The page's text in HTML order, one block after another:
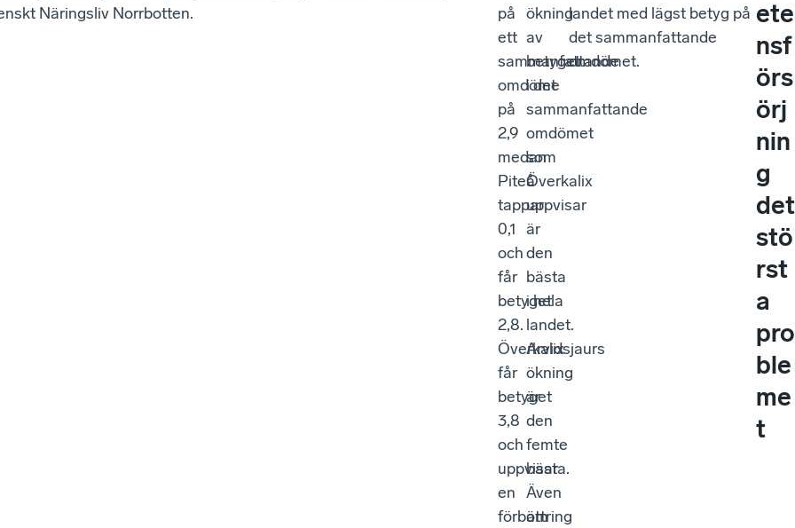
Näringsliv Norrbotten.
på
ett
sammanfattande
omdöme
på
2,9
medan
Piteå
tappar
0,1
och
får
betyget
2,8.
Överkalix
får
betyget
3,8
och
uppvisar
en
förbättring
ökning
av
betyget
i det
sammanfattande
omdömet
som
Överkalix
uppvisar
är
den
bästa
i hela
landet.
Arvidsjaurs
ökning
är
den
femte
bästa.
Även
om
landet med lägst betyg på
det sammanfattande
omdömet.
ete
nsf
örs
örj
nin
g
det
stö
rst
a
pro
ble
me
t